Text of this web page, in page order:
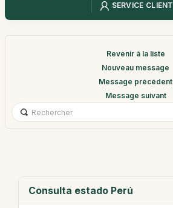
SERVICE CLIENT
Revenir à la liste
Nouveau message
Message précédent
Message suivant
Consulta estado Perú